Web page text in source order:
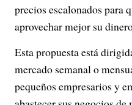
precios escalonados para
aprovechar mejor su
Esta propuesta está
mercado semanal o
pequeños empresarios y